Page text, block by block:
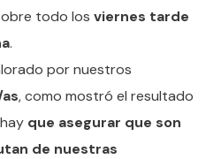
todo losviernes tarde
.
por nuestros
, como mostró el resultado
que asegurar que son
de nuestras